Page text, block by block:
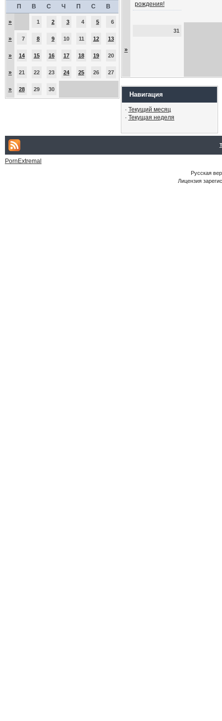
П В С Ч П С В
» 1 2 3 4 5 6
» 7 8 9 10 11 12 13
» 14 15 16 17 18 19 20
» 21 22 23 24 25 26 27
» 28 29 30
рождения!
»
31
Навигация
· Текущий месяц
· Текущая неделя
PornExtremal
Русская
Лицензия